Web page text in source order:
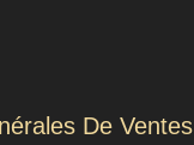
De Ventes